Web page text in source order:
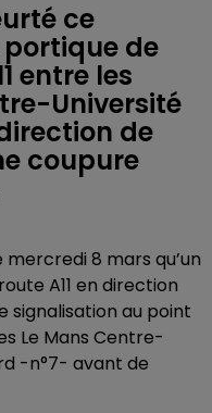
ce
de
entre les
Université
de
coupure
mercredi 8 mars qu’un
A11 en direction
signalisation au point
Le Mans Centre-
-n°7- avant de